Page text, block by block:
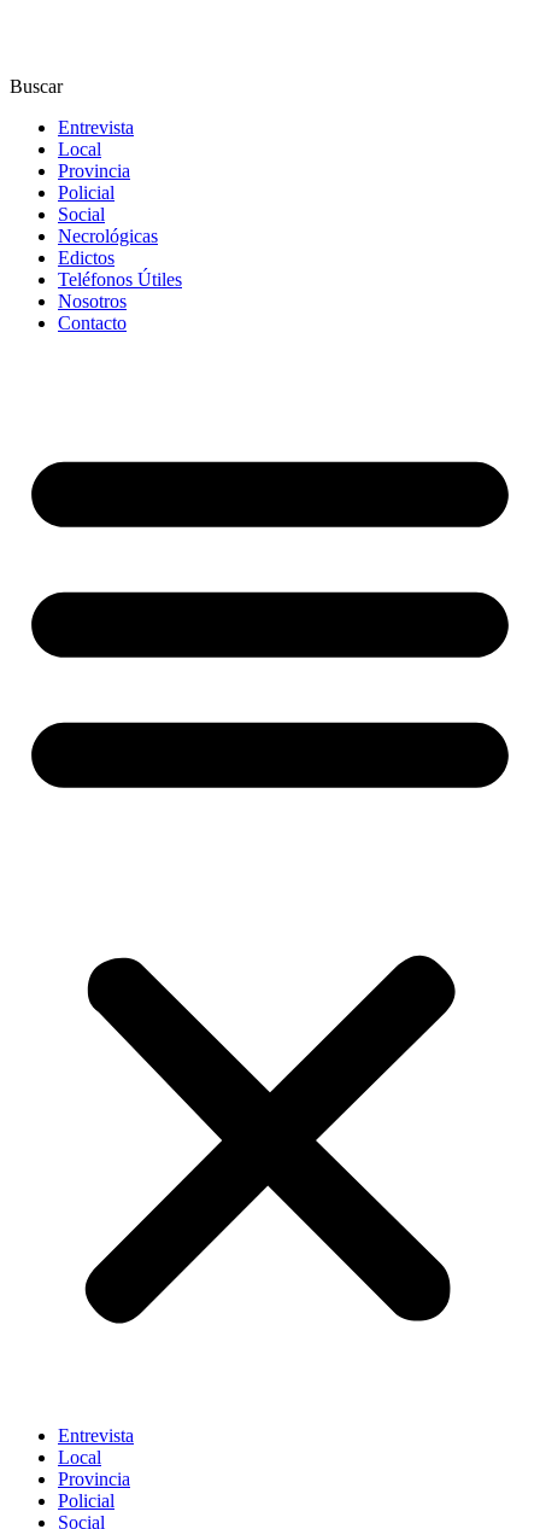
Buscar
Entrevista
Local
Provincia
Policial
Social
Necrológicas
Edictos
Teléfonos Útiles
Nosotros
Contacto
Entrevista
Local
Provincia
Policial
Social